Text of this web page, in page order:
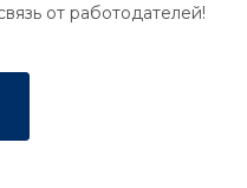
от работодателей!